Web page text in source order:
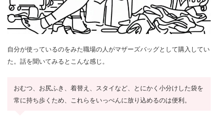
自分が使っているのをみた職場の人がマザーズバッグとして購入してい
た。話を聞いてみるとこんな感じ。
おむつ、お尻ふき、着替え、スタイなど、とにかく小分けした袋を
常に持ち歩くため、これらをいっぺんに放り込めるのは便利。